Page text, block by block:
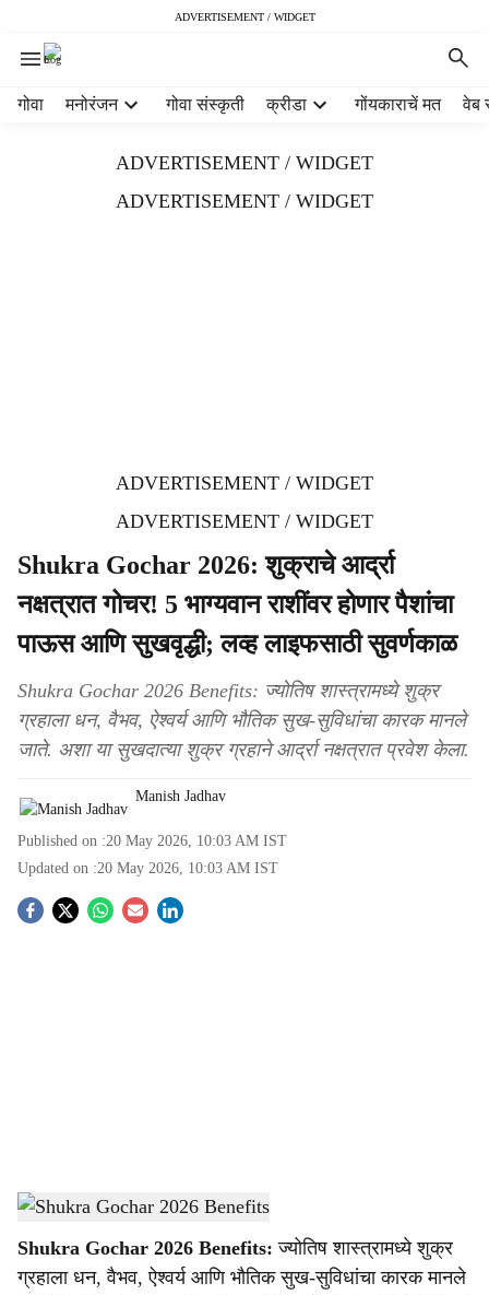
ADVERTISEMENT / WIDGET
गोवा मनोरंजन गोवा संस्कृती क्रीडा गोंयकाराचें मत वेब
ADVERTISEMENT / WIDGET
ADVERTISEMENT / WIDGET
ADVERTISEMENT / WIDGET
ADVERTISEMENT / WIDGET
Shukra Gochar 2026: शुक्राचे आर्द्रा
नक्षत्रात गोचर! 5 भाग्यवान राशींवर होणार पैशांचा
पाऊस आणि सुखवृद्धी; लव्ह लाइफसाठी सुवर्णकाळ
Shukra Gochar 2026 Benefits: ज्योतिष शास्त्रामध्ये शुक्र
ग्रहाला धन, वैभव, ऐश्वर्य आणि भौतिक सुख-सुविधांचा कारक मानले
जाते. अशा या सुखदात्या शुक्र ग्रहाने आर्द्रा नक्षत्रात प्रवेश केला.
Manish Jadhav
Published on :20 May 2026, 10:03 AM IST
Updated on :20 May 2026, 10:03 AM IST
S
a
Shukra Gochar 2026-Dainik Gomantak
Shukra Gochar 2026 Benefits: ज्योतिष शास्त्रामध्ये शुक्र
ग्रहाला धन, वैभव, ऐश्वर्य आणि भौतिक सुख-सुविधांचा कारक मानले